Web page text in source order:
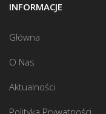
INFORMACJE
Główna
O Nas
Aktualności